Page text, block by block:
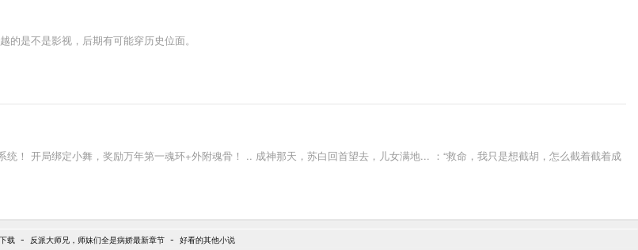
是不是影视，后期有可能穿历史位面。
！ 开局绑定小舞，奖励万年第一魂环+外附魂骨！ .. 成神那天，苏白回首望去，儿女满地... ：“救命，我只是想截胡，怎么截着截着成
载 - 反派大师兄，师妹们全是病娇最新章节 - 好看的其他小说